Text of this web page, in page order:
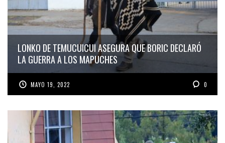
LONKO DE TEMUCUICUI ASEGURA QUE BORIC DECLARÓ
LA GUERRA A LOS MAPUCHES
MAYO 19, 2022 0